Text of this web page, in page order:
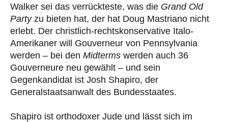
Walker sei das verrückteste, was die Grand Old
Partyzu bieten hat, der hat Doug Mastriano nicht
erlebt. Der christlich-rechtskonservative Italo-
Amerikaner will Gouverneur von Pennsylvania
werden – bei den Midterms werden auch 36
Gouverneure neu gewählt – und sein
Gegenkandidat ist Josh Shapiro, der
Generalstaatsanwalt des Bundesstaates.
Shapiro ist orthodoxer Jude und lässt sich im